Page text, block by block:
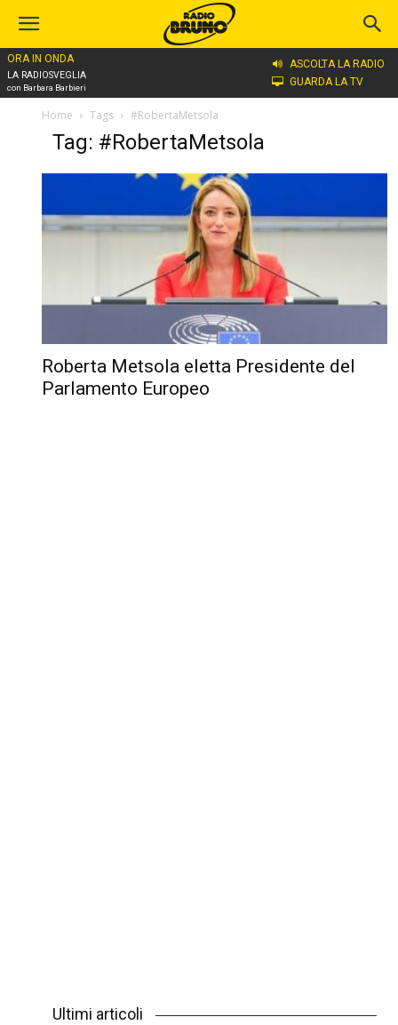
ORA IN ONDA
LA RADIOSVEGLIA
con Barbara Barbieri
ASCOLTA LA RADIO
GUARDA LA TV
Home Tags #RobertaMetsola
Tag: #RobertaMetsola
Roberta Metsola eletta Presidente del
Parlamento Europeo
Ultimi articoli